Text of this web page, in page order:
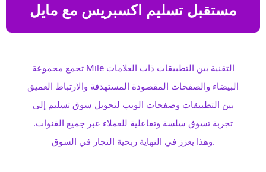
مستقبل تسليم اكسبريس مع مايل
تجمع مجموعة Mile التقنية بين التطبيقات ذات العلامات
البيضاء والصفحات المقصودة المستهدفة والارتباط العميق
بين التطبيقات وصفحات الويب لتحويل سوق تسليم إلى
تجربة تسوق سلسة وتفاعلية للعملاء عبر جميع القنوات.
وهذا يعزز في النهاية ربحية التجار في السوق.